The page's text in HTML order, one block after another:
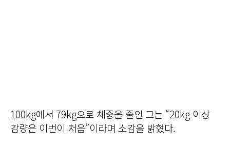
100kg에서 79kg으로 체중을 줄인 그는 “20kg 이상
감량은 이번이 처음”이라며 소감을 밝혔다.